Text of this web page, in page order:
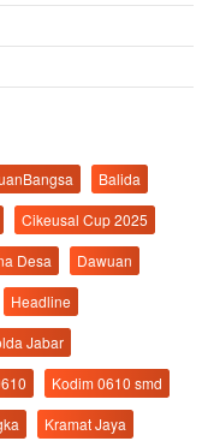
Balida
Cikeusal Cup 2025
Desa
Dawuan
Headline
Jabar
Kodim 0610 smd
Kramat Jaya